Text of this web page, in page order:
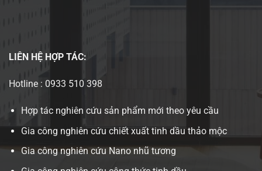
LIÊN HỆ HỢP TÁC:
Hotline : 0933 510 398
Hợp tác nghiên cứu sản phẩm mới theo yêu cầu
Gia công nghiên cứu chiết xuất tinh dầu thảo mộc
Gia công nghiên cứu Nano nhũ tương